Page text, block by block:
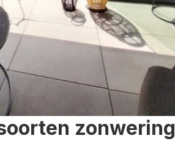
zonwering